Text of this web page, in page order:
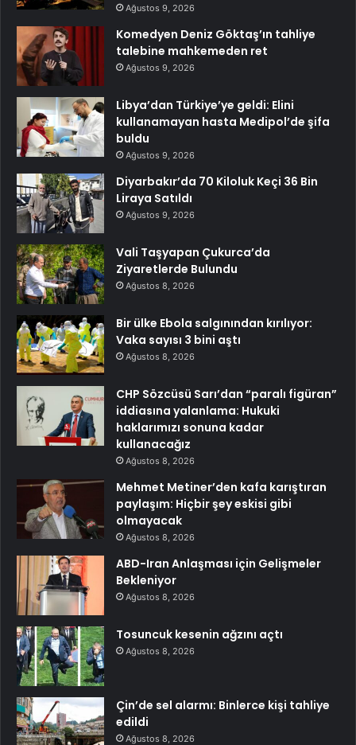
Ağustos 9, 2026
Komedyen Deniz Göktaş’ın tahliye
talebine mahkemeden ret
Ağustos 9, 2026
Libya’dan Türkiye’ye geldi: Elini
kullanamayan hasta Medipol’de şifa
buldu
Ağustos 9, 2026
Diyarbakır’da 70 Kiloluk Keçi 36 Bin
Liraya Satıldı
Ağustos 9, 2026
Vali Taşyapan Çukurca’da
Ziyaretlerde Bulundu
Ağustos 8, 2026
Bir ülke Ebola salgınından kırılıyor:
Vaka sayısı 3 bini aştı
Ağustos 8, 2026
CHP Sözcüsü Sarı’dan “paralı figüran”
iddiasına yalanlama: Hukuki
haklarımızı sonuna kadar
kullanacağız
Ağustos 8, 2026
Mehmet Metiner’den kafa karıştıran
paylaşım: Hiçbir şey eskisi gibi
olmayacak
Ağustos 8, 2026
ABD-Iran Anlaşması için Gelişmeler
Bekleniyor
Ağustos 8, 2026
Tosuncuk kesenin ağzını açtı
Ağustos 8, 2026
Çin’de sel alarmı: Binlerce kişi tahliye
edildi
Ağustos 8, 2026